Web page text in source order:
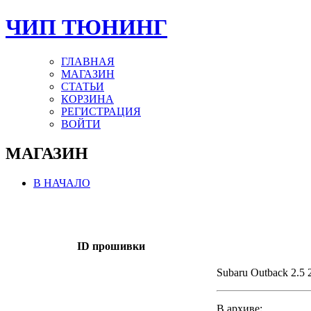
ЧИП ТЮНИНГ
ГЛАВНАЯ
МАГАЗИН
СТАТЬИ
КОРЗИНА
РЕГИСТРАЦИЯ
ВОЙТИ
МАГАЗИН
В НАЧАЛО
ID прошивки
Subaru Outback 2.5
В архиве: